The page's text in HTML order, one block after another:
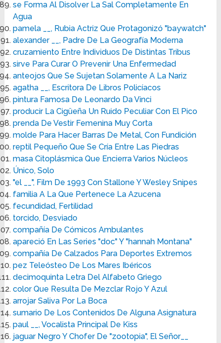
se Forma Al Disolver La Sal Completamente En
Agua
pamela __, Rubia Actriz Que Protagonizó "baywatch"
alexander __, Padre De La Geografía Moderna
cruzamiento Entre Individuos De Distintas Tribus
sirve Para Curar O Prevenir Una Enfermedad
anteojos Que Se Sujetan Solamente A La Nariz
agatha __, Escritora De Libros Policíacos
pintura Famosa De Leonardo Da Vinci
producir La Cigüeña Un Ruido Peculiar Con El Pico
prenda De Vestir Femenina Muy Corta
molde Para Hacer Barras De Metal, Con Fundición
reptil Pequeño Que Se Cría Entre Las Piedras
masa Citoplásmica Que Encierra Varios Núcleos
Único, Solo
"el __", Film De 1993 Con Stallone Y Wesley Snipes
familia A La Que Pertenece La Azucena
fecundidad, Fertilidad
torcido, Desviado
compañía De Cómicos Ambulantes
apareció En Las Series "doc" Y "hannah Montana"
compañía De Calzados Para Deportes Extremos
pez Teleósteo De Los Mares Ibéricos
decimoquinta Letra Del Alfabeto Griego
color Que Resulta De Mezclar Rojo Y Azul
arrojar Saliva Por La Boca
sumario De Los Contenidos De Alguna Asignatura
paul __, Vocalista Principal De Kiss
jaguar Negro Y Chofer De "zootopia", El Señor__